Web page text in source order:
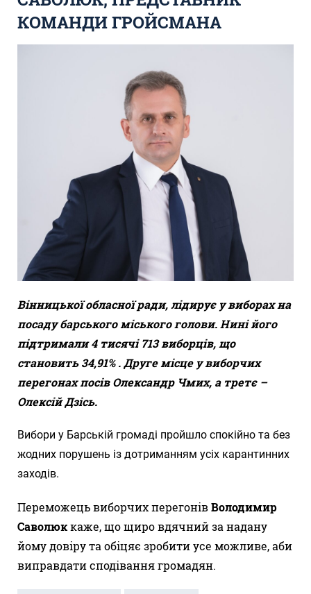
КОМАНДИ ГРОЙСМАНА
Вінницької обласної ради, лідирує у виборах на
посаду барського міського голови. Нині його
підтримали 4 тисячі 713 виборців, що
становить 34,91% . Друге місце у виборчих
перегонах посів Олександр Чмих, а третє –
Олексій Дзісь.
Вибори у Барській громаді пройшло спокійно та без
жодних порушень із дотриманням усіх карантинних
заходів.
Переможець виборчих перегонівВолодимир
Саволюккаже, що щиро вдячний за надану
йому довіру та обіцяє зробити усе можливе, аби
виправдати сподівання громадян.